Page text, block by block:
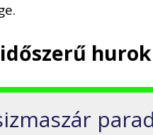
hurok